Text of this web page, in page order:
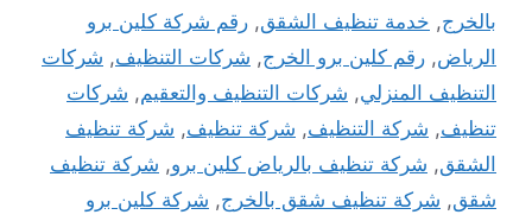
بالخرج, خدمة تنظيف الشقق, رقم شركة كلين برو
الرياض, رقم كلين برو الخرج, شركات التنظيف, شركات
التنظيف المنزلي, شركات التنظيف والتعقيم, شركات
تنظيف, شركة التنظيف, شركة تنظيف, شركة تنظيف
الشقق, شركة تنظيف بالرياض كلين برو, شركة تنظيف
شقق, شركة تنظيف شقق بالخرج, شركة كلين برو